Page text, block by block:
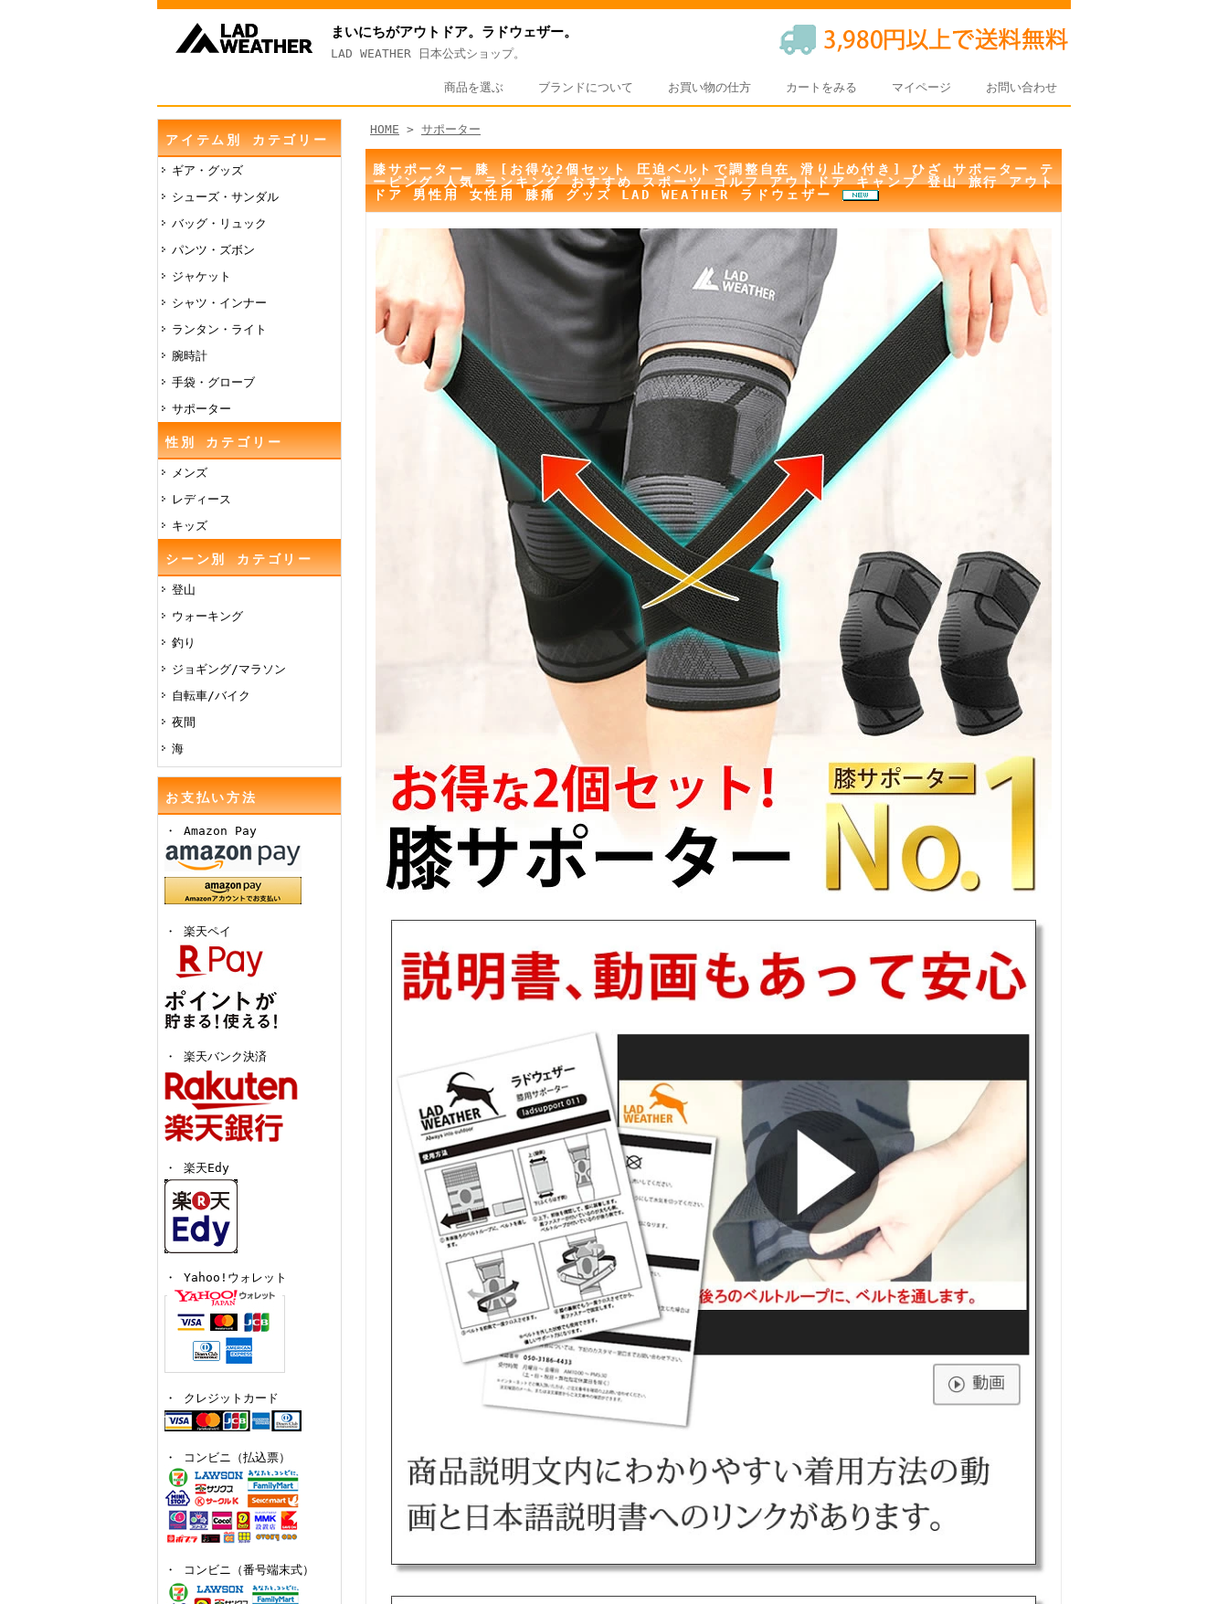
まいにちがアウトドア。ラドウェザー。
LAD WEATHER 日本公式ショップ。
商品を選ぶ ブランドについて お買い物の仕方 カートをみる マイページ お問い合わせ
アイテム別 カテゴリー
ギア・グッズ
シューズ・サンダル
バッグ・リュック
パンツ・ズボン
ジャケット
シャツ・インナー
ランタン・ライト
腕時計
手袋・グローブ
サポーター
性別 カテゴリー
メンズ
レディース
キッズ
シーン別 カテゴリー
登山
ウォーキング
釣り
ジョギング/マラソン
自転車/バイク
夜間
海
お支払い方法
・ Amazon Pay
・ 楽天ペイ
・ 楽天バンク決済
・ 楽天Edy
・ Yahoo!ウォレット
・ クレジットカード
・ コンビニ（払込票）
・ コンビニ（番号端末式）
HOME > サポーター
膝サポーター 膝 [お得な2個セット 圧迫ベルトで調整自在 滑り止め付き] ひざ サポーター テ
ーピング 人気 ランキング おすすめ スポーツ ゴルフ アウトドア キャンプ 登山 旅行 アウト
ドア 男性用 女性用 膝痛 グッズ LAD WEATHER ラドウェザー